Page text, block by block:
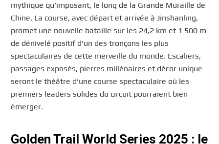
mythique qu’imposant, le long de la Grande Muraille de
Chine. La course, avec départ et arrivée à Jinshanling,
promet une nouvelle bataille sur les 24,2 km et 1 500 m
de dénivelé positif d’un des tronçons les plus
spectaculaires de cette merveille du monde. Escaliers,
passages exposés, pierres millénaires et décor unique
seront le théâtre d’une course spectaculaire où les
premiers leaders solides du circuit pourraient bien
émerger.
Golden Trail World Series 2025 : le